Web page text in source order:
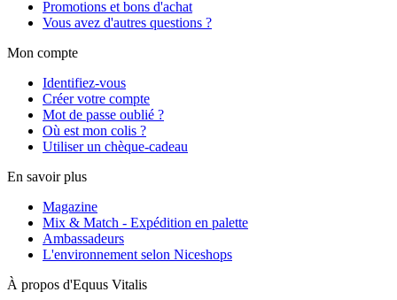
Promotions et bons d'achat
Vous avez d'autres questions ?
Mon compte
Identifiez-vous
Créer votre compte
Mot de passe oublié ?
Où est mon colis ?
Utiliser un chèque-cadeau
En savoir plus
Magazine
Mix & Match - Expédition en palette
Ambassadeurs
L'environnement selon Niceshops
À propos d'Equus Vitalis